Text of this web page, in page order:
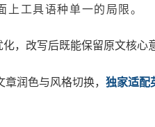
上工具语种单一的局限。
，改写后既能保留原文核心
润色与风格切换， 独家适配